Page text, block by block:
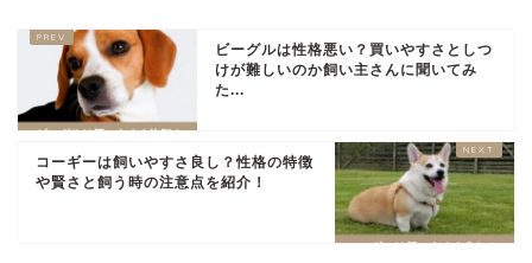
ビーグルは性格悪い？買いやすさとしつ
けが難しいのか飼い主さんに聞いてみ
た...
コーギーは飼いやすさ良し？性格の特徴
や賢さと飼う時の注意点を紹介！